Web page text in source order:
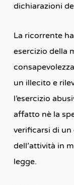
dichiarazioni
La ricorrente
esercizio della
un illecito e
l’esercizio
affatto nè la
verificarsi di
dell’attività in
legge.